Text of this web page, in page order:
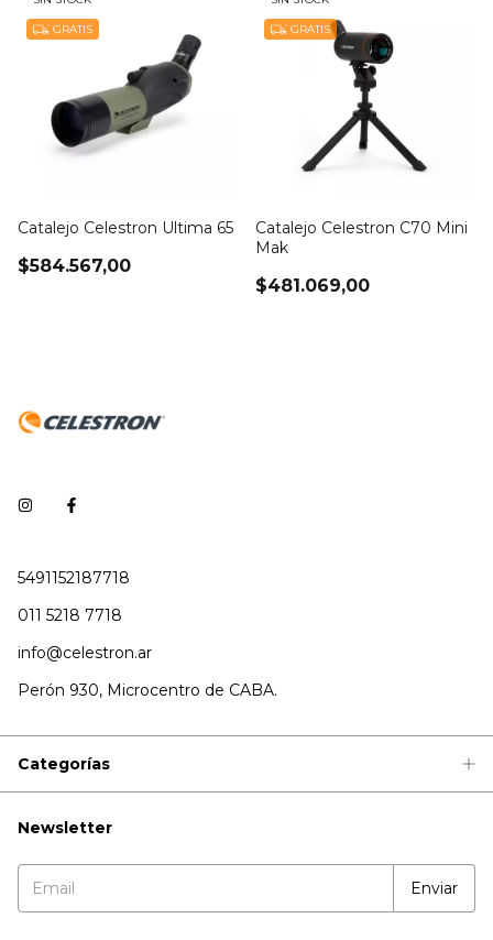
GRATIS
Catalejo Celestron Ultima 65
$584.567,00
GRATIS
Catalejo Celestron C70 Mini
Mak
$481.069,00
5491152187718
011 5218 7718
info@celestron.ar
Perón 930, Microcentro de CABA.
Categorías
Newsletter